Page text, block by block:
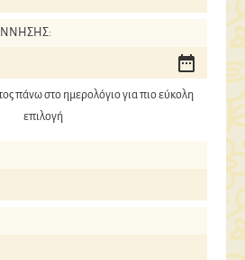
πάνω στο ημερολόγιο για πιο εύκολη
επιλογή